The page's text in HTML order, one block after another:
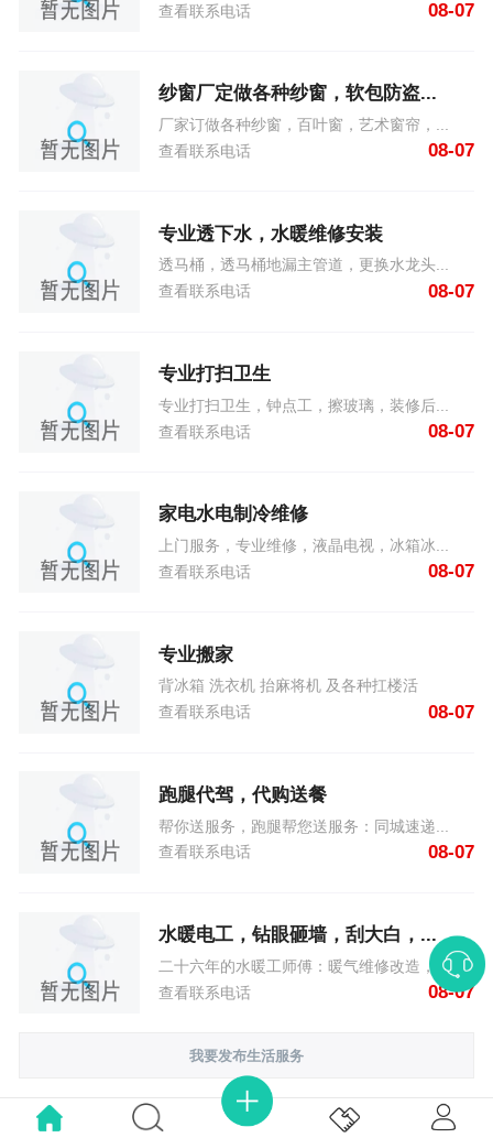
查看联系电话
08-07
纱窗厂定做各种纱窗，软包防盗...
厂家订做各种纱窗，百叶窗，艺术窗帘，...
查看联系电话
08-07
专业透下水，水暖维修安装
透马桶，透马桶地漏主管道，更换水龙头...
查看联系电话
08-07
专业打扫卫生
专业打扫卫生，钟点工，擦玻璃，装修后...
查看联系电话
08-07
家电水电制冷维修
上门服务，专业维修，液晶电视，冰箱冰...
查看联系电话
08-07
专业搬家
背冰箱 洗衣机 抬麻将机 及各种扛楼活
查看联系电话
08-07
跑腿代驾，代购送餐
帮你送服务，跑腿帮您送服务：同城速递...
查看联系电话
08-07
水暖电工，钻眼砸墙，刮大白，...
二十六年的水暖工师傅：暖气维修改造，...
查看联系电话
08-07
我要发布生活服务